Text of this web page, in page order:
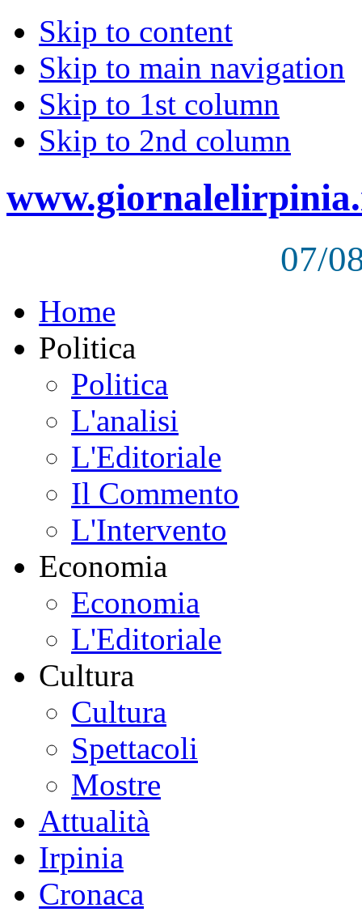
Skip to content
Skip to main navigation
Skip to 1st column
Skip to 2nd column
07/
Home
Politica
Politica
L'analisi
L'Editoriale
Il Commento
L'Intervento
Economia
Economia
L'Editoriale
Cultura
Cultura
Spettacoli
Mostre
Attualità
Irpinia
Cronaca